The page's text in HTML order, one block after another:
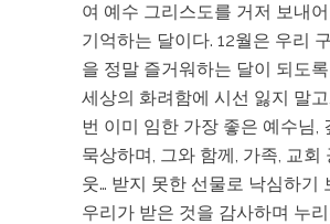
여 예수 그리스도를 거저 보내
기억하는 달이다. 12월은 우리
을 정말 즐거워하는 달이 되도
세상의 화려함에 시선 잃지 말
번 이미 임한 가장 좋은 예수님,
묵상하며, 그와 함께, 가족, 교회
웃… 받지 못한 선물로 낙심하기
우리가 받은 것을 감사하며 누